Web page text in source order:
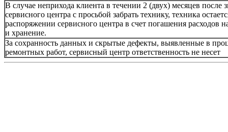
В случае неприхода клиента в течении 2 (двух) месяцев после
сервисного центра с просьбой забрать технику, техника
распоряжении сервисного центра в счет погашения расходов
и хранение.
За сохранность данных и скрытые дефекты, выявленные в
ремонтных работ, сервисный центр ответственность не несет